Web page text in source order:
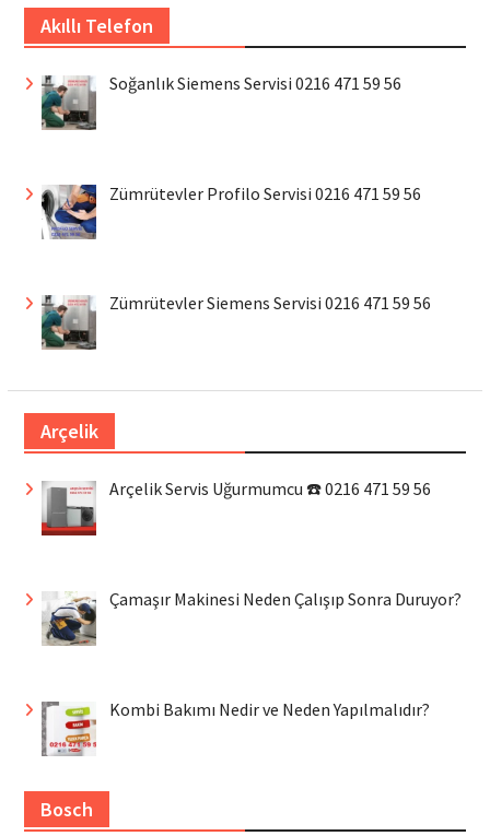
Akıllı Telefon
Soğanlık Siemens Servisi 0216 471 59 56
Zümrütevler Profilo Servisi 0216 471 59 56
Zümrütevler Siemens Servisi 0216 471 59 56
Arçelik
Arçelik Servis Uğurmumcu ☎️ 0216 471 59 56
Çamaşır Makinesi Neden Çalışıp Sonra Duruyor?
Kombi Bakımı Nedir ve Neden Yapılmalıdır?
Bosch